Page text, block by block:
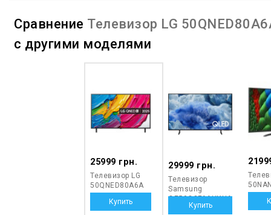
Сравнение Телевизор LG
с другими моделями
25999 грн.
Телевизор LG
50QNED80A6A
29999 грн.
Телевизор
Samsung
QE50Q8FAAUXUA